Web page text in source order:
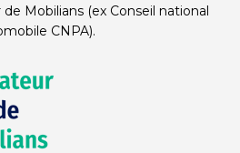
CONTRE VISITE
UTILES
NOUS ?
Mobilians (ex Conseil national
CNPA).